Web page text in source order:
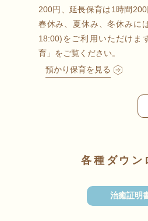
200円、延長保育は1時間200
春休み、夏休み、冬休みに
18:00)をご利用いただけま
育」をご覧ください。
預かり保育を見る
各種ダウン
治癒証明